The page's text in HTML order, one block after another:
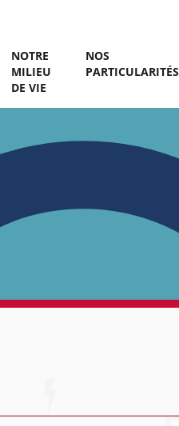
NOTRE
MILIEU
DE VIE
NOS
PARTICULARITÉS